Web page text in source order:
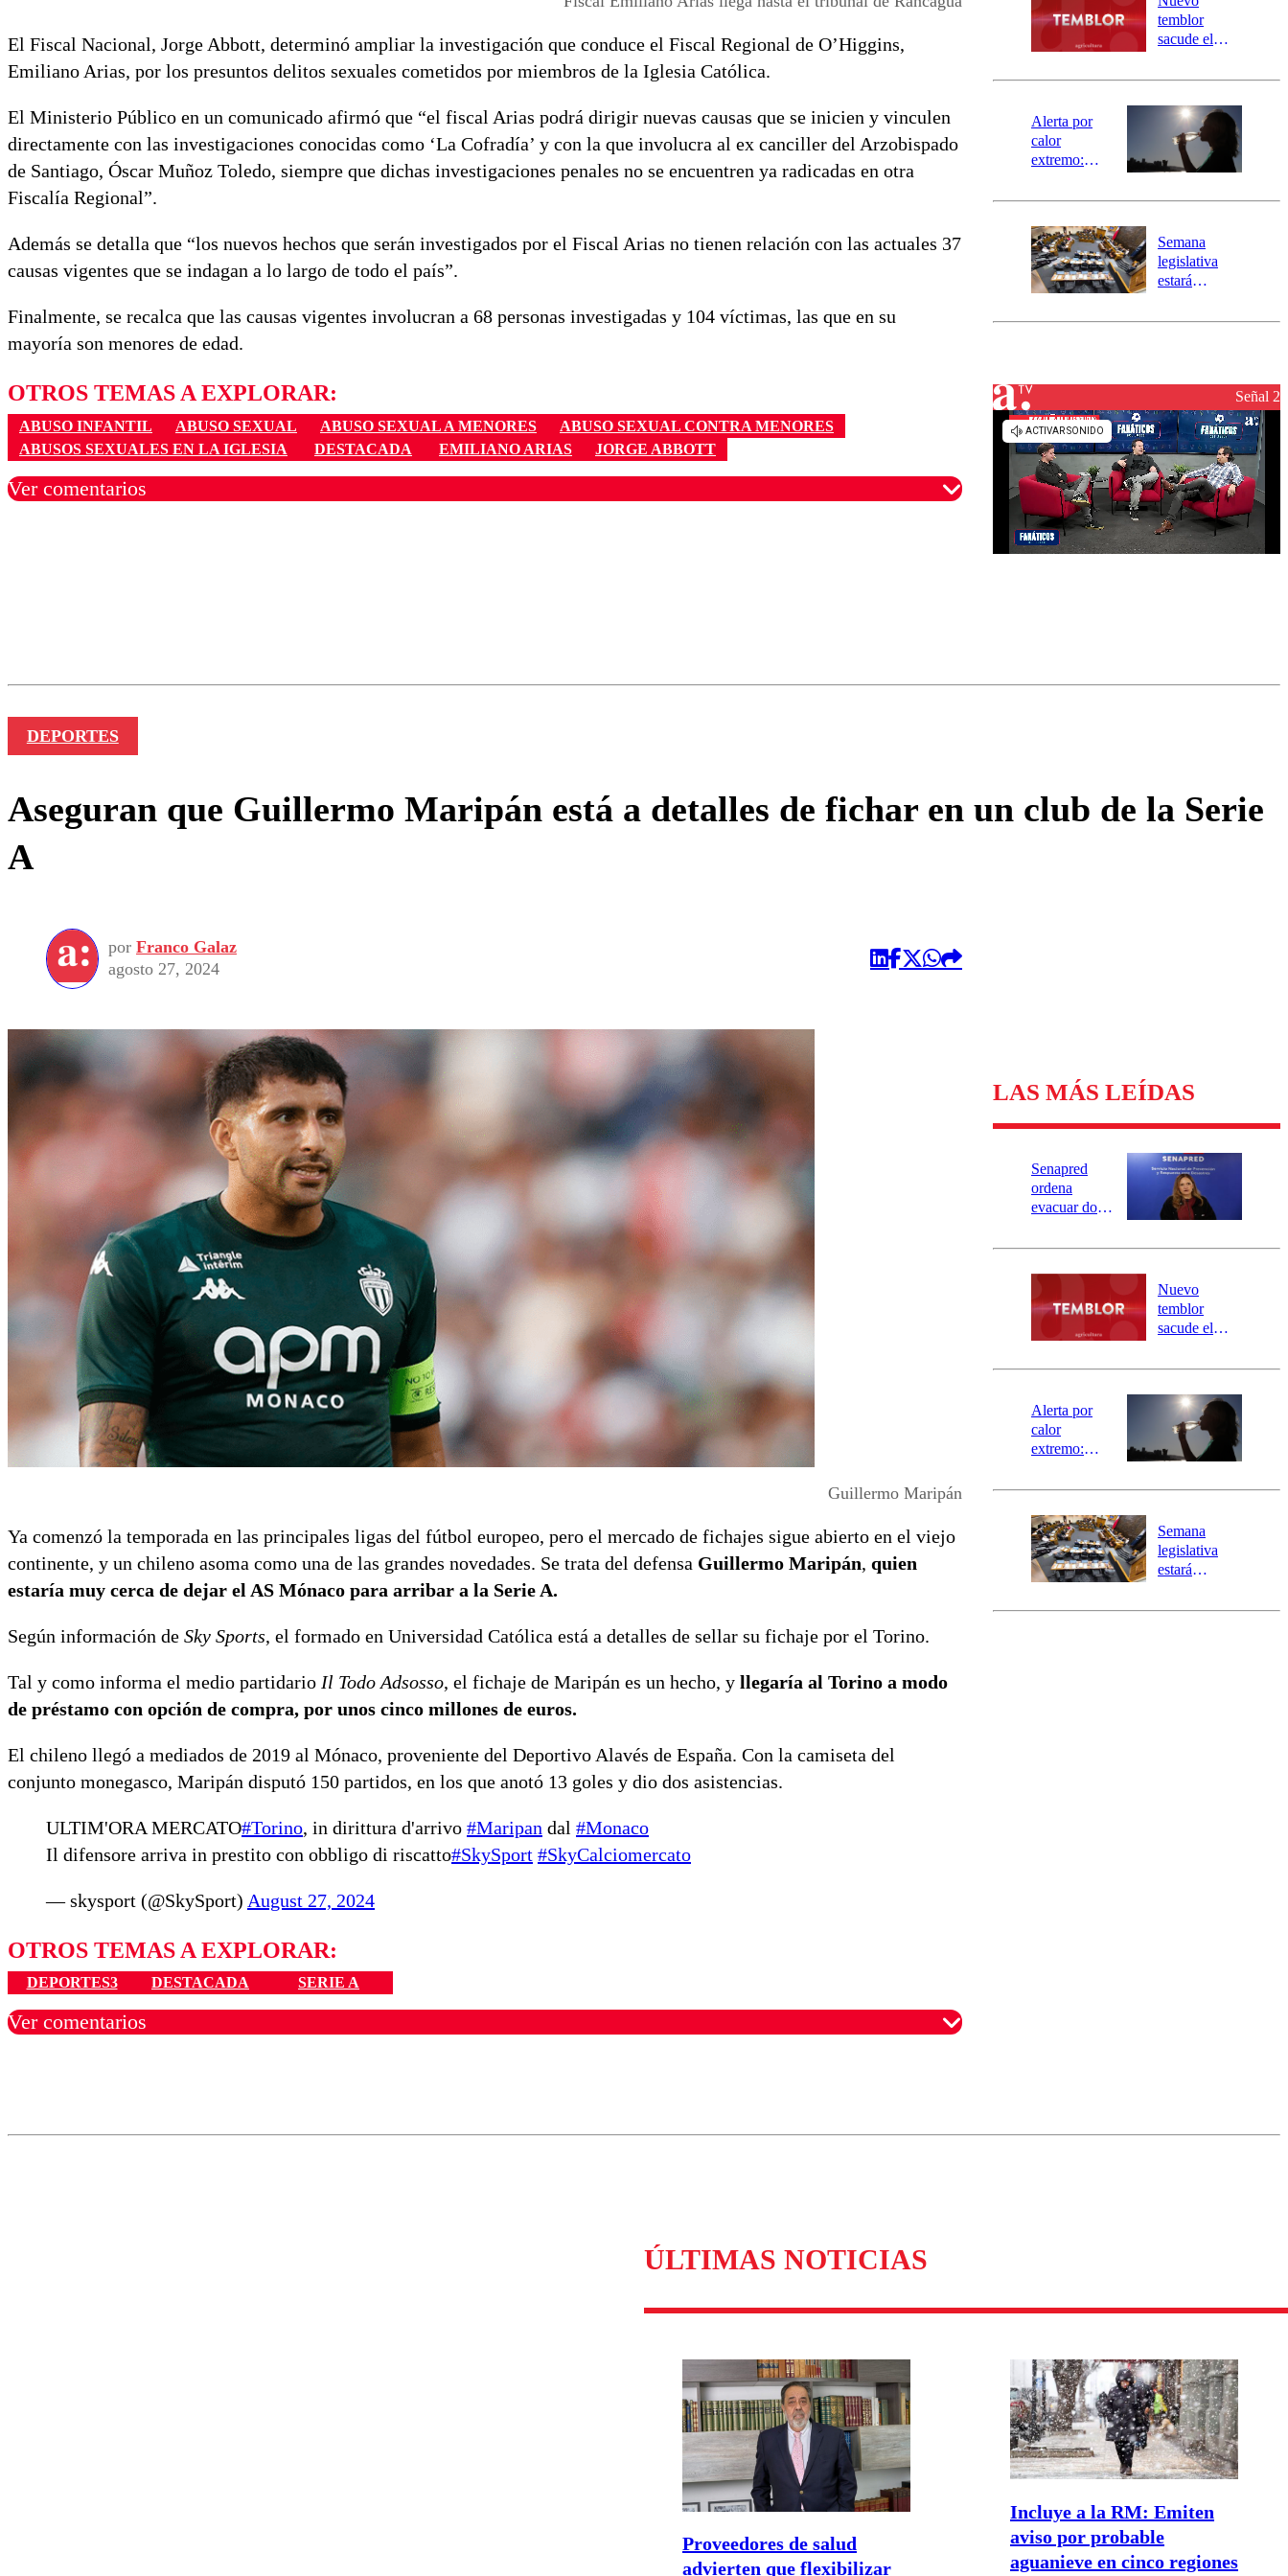
El Fiscal Nacional, Jorge Abbott, determinó ampliar la investigación que conduce el Fiscal Regional de O’Higgins,
Emiliano Arias, por los presuntos delitos sexuales cometidos por miembros de la Iglesia Católica.
El Ministerio Público en un comunicado afirmó que “el fiscal Arias podrá dirigir nuevas causas que se inicien y vinculen
directamente con las investigaciones conocidas como ‘La Cofradía’ y con la que involucra al ex canciller del Arzobispado
de Santiago, Óscar Muñoz Toledo, siempre que dichas investigaciones penales no se encuentren ya radicadas en otra
Fiscalía Regional”.
Además se detalla que “los nuevos hechos que serán investigados por el Fiscal Arias no tienen relación con las actuales 37
causas vigentes que se indagan a lo largo de todo el país”.
Finalmente, se recalca que las causas vigentes involucran a 68 personas investigadas y 104 víctimas, las que en su
mayoría son menores de edad.
OTROS TEMAS A EXPLORAR:
ABUSO INFANTIL ABUSO SEXUAL ABUSO SEXUAL A MENORES
ABUSO SEXUAL CONTRA MENORES
ABUSOS SEXUALES EN LA IGLESIA
DESTACADA EMILIANO ARIAS JORGE ABBOTT
Ver comentarios
activa
mensajería
SAE
temblor
sacude el
revisa la
epicentro
Alerta por
calor
extremo:
activa Alerta
Preventiva en
tres comunas
Semana
legislativa
estará
el fin de la
reconstrucciónSeñal 2
DEPORTES
Aseguran que Guillermo Maripán está a detalles de fichar en un club de la Serie
A
por Franco Galaz
agosto 27, 2024
Guillermo Maripán
Ya comenzó la temporada en las principales ligas del fútbol europeo, pero el mercado de fichajes sigue abierto en el viejo
continente, y un chileno asoma como una de las grandes novedades. Se trata del defensa Guillermo Maripán, quien
estaría muy cerca de dejar el AS Mónaco para arribar a la Serie A.
Según información de Sky Sports, el formado en Universidad Católica está a detalles de sellar su fichaje por el Torino.
Tal y como informa el medio partidario Il Todo Adsosso, el fichaje de Maripán es un hecho, y llegaría al Torino a modo
de préstamo con opción de compra, por unos cinco millones de euros.
El chileno llegó a mediados de 2019 al Mónaco, proveniente del Deportivo Alavés de España. Con la camiseta del
conjunto monegasco, Maripán disputó 150 partidos, en los que anotó 13 goles y dio dos asistencias.
ULTIM'ORA MERCATO#Torino, in dirittura d'arrivo #Maripan dal #Monaco
Il difensore arriva in prestito con obbligo di riscatto#SkySport #SkyCalciomercato
— skysport (@SkySport) August 27, 2024
OTROS TEMAS A EXPLORAR:
DEPORTES3 DESTACADA SERIE A
Ver comentarios
LAS MÁS LEÍDAS
Senapred
ordena
evacuar dos
Carahue por
río Damas:
activa
mensajería
SAE
Nuevo
temblor
sacude el
revisa la
epicentro
Alerta por
calor
extremo:
activa Alerta
Preventiva en
tres comunas
Semana
legislativa
estará
el fin de la
ÚLTIMAS NOTICIAS
Proveedores de salud
advierten que flexibilizar
Incluye a la RM: Emiten
aviso por probable
aguanieve en cinco regiones